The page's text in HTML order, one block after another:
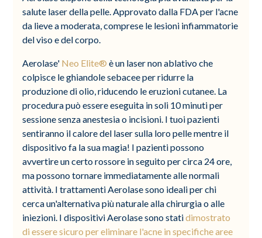
salute laser della pelle. Approvato dalla FDA per l'acne
da lieve a moderata, comprese le lesioni infiammatorie
del viso e del corpo.
Aerolase' Neo Elite® è un laser non ablativo che
colpisce le ghiandole sebacee per ridurre la
produzione di olio, riducendo le eruzioni cutanee. La
procedura può essere eseguita in soli 10 minuti per
sessione senza anestesia o incisioni. I tuoi pazienti
sentiranno il calore del laser sulla loro pelle mentre il
dispositivo fa la sua magia! I pazienti possono
avvertire un certo rossore in seguito per circa 24 ore,
ma possono tornare immediatamente alle normali
attività. I trattamenti Aerolase sono ideali per chi
cerca un'alternativa più naturale alla chirurgia o alle
iniezioni. I dispositivi Aerolase sono statidimostrato
di essere sicuro per eliminare l'acne in specifiche aree